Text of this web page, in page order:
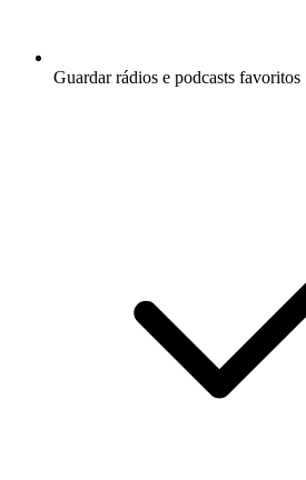
Guardar rádios e podcasts favoritos